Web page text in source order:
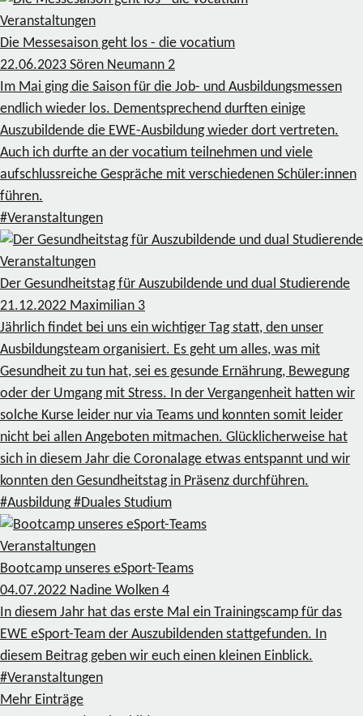
Veranstaltungen
Die Messesaison geht los - die vocatium
22.06.2023 Sören Neumann 2
Im Mai ging die Saison für die Job- und Ausbildungsmessen
endlich wieder los. Dementsprechend durften einige
Auszubildende die EWE-Ausbildung wieder dort vertreten.
Auch ich durfte an der vocatium teilnehmen und viele
aufschlussreiche Gespräche mit verschiedenen Schüler:innen
führen.
#Veranstaltungen
Veranstaltungen
Der Gesundheitstag für Auszubildende und dual Studierende
21.12.2022 Maximilian 3
Jährlich findet bei uns ein wichtiger Tag statt, den unser
Ausbildungsteam organisiert. Es geht um alles, was mit
Gesundheit zu tun hat, sei es gesunde Ernährung, Bewegung
oder der Umgang mit Stress. In der Vergangenheit hatten wir
solche Kurse leider nur via Teams und konnten somit leider
nicht bei allen Angeboten mitmachen. Glücklicherweise hat
sich in diesem Jahr die Coronalage etwas entspannt und wir
konnten den Gesundheitstag in Präsenz durchführen.
#Ausbildung #Duales Studium
Veranstaltungen
Bootcamp unseres eSport-Teams
04.07.2022 Nadine Wolken 4
In diesem Jahr hat das erste Mal ein Trainingscamp für das
EWE eSport-Team der Auszubildenden stattgefunden. In
diesem Beitrag geben wir euch einen kleinen Einblick.
#Veranstaltungen
Mehr Einträge